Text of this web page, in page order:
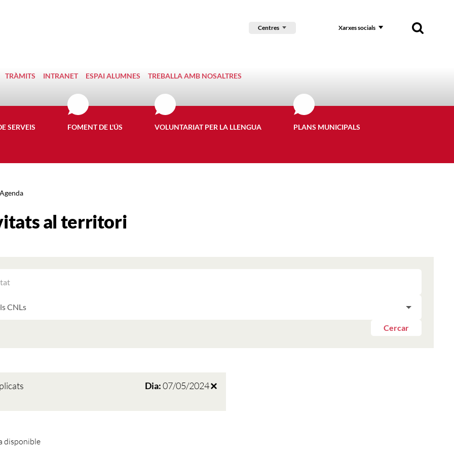
Centres Xarxes socials
TRÀMITS INTRANET ESPAI ALUMNES TREBALLA AMB NOSALTRES
SERVEIS FOMENT DE L'ÚS VOLUNTARIAT PER LA LLENGUA PLANS MUNICIPALS
Agenda
al territori
Cercar
Dia:07/05/2024
disponible